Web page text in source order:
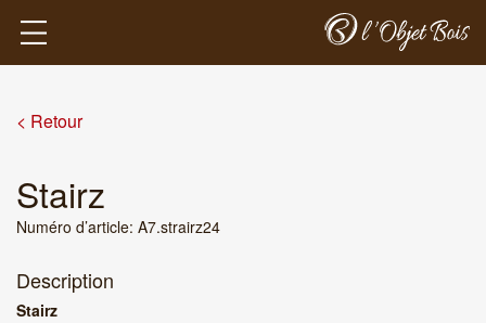
< Retour
Stairz
Numéro d’article: A7.strairz24
Description
Stairz